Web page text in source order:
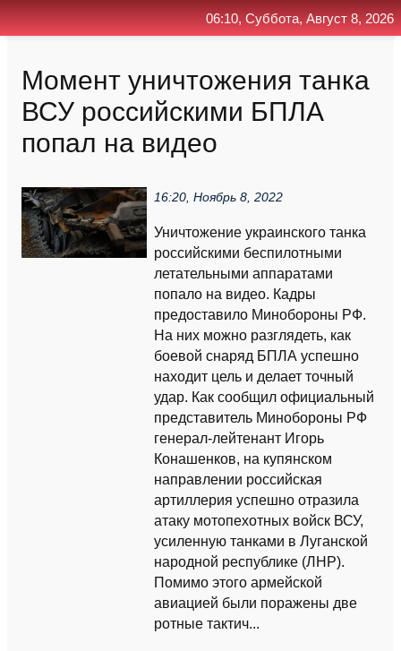
Момент уничтожения танка
ВСУ российскими БПЛА
попал на видео
16:20, Ноябрь 8, 2022
Уничтожение украинского танка
российскими беспилотными
летательными аппаратами
попало на видео. Кадры
предоставило Минобороны РФ.
На них можно разглядеть, как
боевой снаряд БПЛА успешно
находит цель и делает точный
удар. Как сообщил официальный
представитель Минобороны РФ
генерал-лейтенант Игорь
Конашенков, на купянском
направлении российская
артиллерия успешно отразила
атаку мотопехотных войск ВСУ,
усиленную танками в Луганской
народной республике (ЛНР).
Помимо этого армейской
авиацией были поражены две
ротные тактич...
06:10, Суббота, Август 8, 2026